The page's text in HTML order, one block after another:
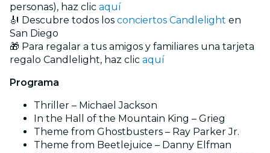
personas), haz clic aquí
🎻 Descubre todos los conciertos Candlelight en
San Diego
🎁 Para regalar a tus amigos y familiares una tarjeta
regalo Candlelight, haz clic aquí
Programa
Thriller – Michael Jackson
In the Hall of the Mountain King – Grieg
Theme from Ghostbusters – Ray Parker Jr.
Theme from Beetlejuice – Danny Elfman